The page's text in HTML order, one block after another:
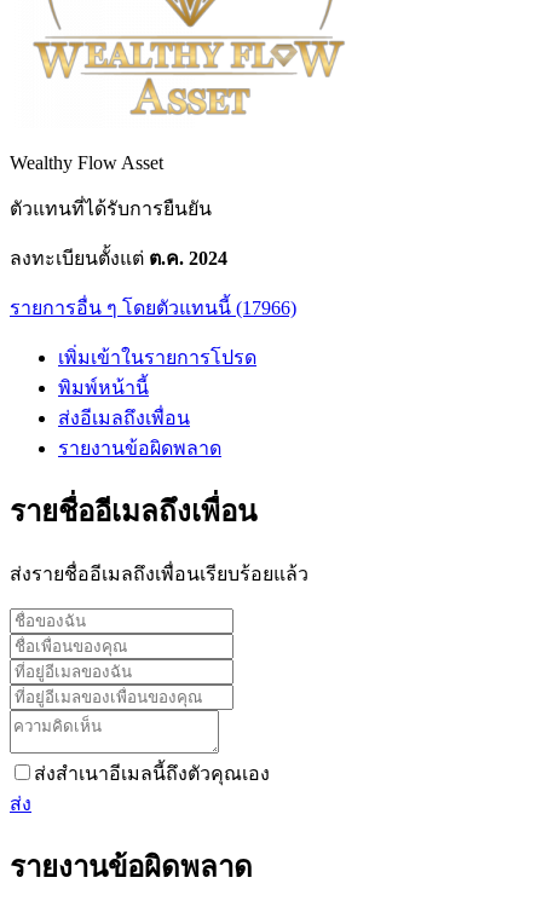
Wealthy Flow Asset
ตัวแทนที่ได้รับการยืนยัน
ลงทะเบียนตั้งแต่ ต.ค. 2024
รายการอื่น ๆ โดยตัวแทนนี้ (17966)
เพิ่มเข้าในรายการโปรด
พิมพ์หน้านี้
ส่งอีเมลถึงเพื่อน
รายงานข้อผิดพลาด
รายชื่ออีเมลถึงเพื่อน
ส่งรายชื่ออีเมลถึงเพื่อนเรียบร้อยแล้ว
ส่งสำเนาอีเมลนี้ถึงตัวคุณเอง
ส่ง
รายงานข้อผิดพลาด